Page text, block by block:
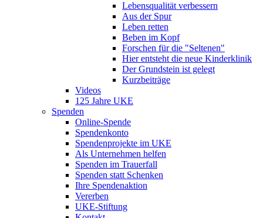
Lebensqualität verbessern
Aus der Spur
Leben retten
Beben im Kopf
Forschen für die "Seltenen"
Hier entsteht die neue Kinderklinik
Der Grundstein ist gelegt
Kurzbeiträge
Videos
125 Jahre UKE
Spenden
Online-Spende
Spendenkonto
Spendenprojekte im UKE
Als Unternehmen helfen
Spenden im Trauerfall
Spenden statt Schenken
Ihre Spendenaktion
Vererben
UKE-Stiftung